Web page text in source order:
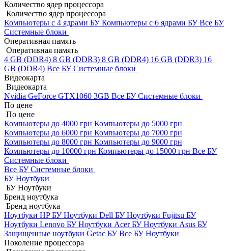
Количество ядер процессора
Количество ядер процессора
Компьютеры с 4 ядрами БУКомпьютеры с 6 ядрами БУВсе БУ
Системные блоки
Оперативная память
Оперативная память
4 GB (DDR4) 8 GB (DDR3) 8 GB (DDR4) 16 GB (DDR3) 16
GB (DDR4) Все БУ Системные блоки
Видеокарта
Видеокарта
Nvidia GeForce GTX1060 3GB Все БУ Системные блоки
По цене
По цене
Компьютеры до 4000 грн Компьютеры до 5000 грн
Компьютеры до 6000 грн Компьютеры до 7000 грн
Компьютеры до 8000 грн Компьютеры до 9000 грн
Компьютеры до 10000 грн Компьютеры до 15000 грн Все БУ
Системные блоки
Все БУ Системные блоки
БУ Ноутбуки
БУ Ноутбуки
Бренд ноутбука
Бренд ноутбука
Ноутбуки HP БУНоутбуки Dell БУНоутбуки Fujitsu БУ
Ноутбуки Lenovo БУНоутбуки Acer БУНоутбуки Asus БУ
Защищенные ноутбуки Getac БУВсе БУ Ноутбуки
Поколение процессора